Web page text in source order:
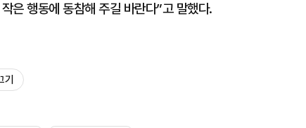
은 행동에 동참해 주길 바란다”고 말했다.